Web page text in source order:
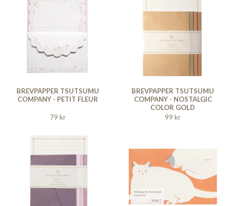
BREVPAPPER TSUTSUMU
COMPANY - PETIT FLEUR
79 kr
BREVPAPPER TSUTSUMU
COMPANY - NOSTALGIC
COLOR GOLD
99 kr